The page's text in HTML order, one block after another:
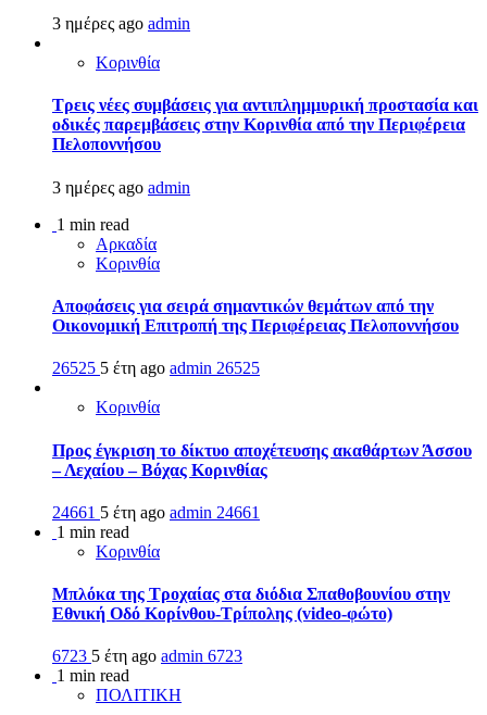
3 ημέρες ago admin
Κορινθία
Τρεις νέες συμβάσεις για αντιπλημμυρική προστασία και
οδικές παρεμβάσεις στην Κορινθία από την Περιφέρεια
Πελοποννήσου
3 ημέρες ago admin
1 min read
Αρκαδία
Κορινθία
Αποφάσεις για σειρά σημαντικών θεμάτων από την
Οικονομική Επιτροπή της Περιφέρειας Πελοποννήσου
26525 5 έτη ago admin 26525
Κορινθία
Προς έγκριση το δίκτυο αποχέτευσης ακαθάρτων Άσσου
– Λεχαίου – Βόχας Κορινθίας
24661 5 έτη ago admin 24661
1 min read
Κορινθία
Μπλόκα της Τροχαίας στα διόδια Σπαθοβουνίου στην
Εθνική Οδό Κορίνθου-Τρίπολης (video-φώτο)
6723 5 έτη ago admin 6723
1 min read
ΠΟΛΙΤΙΚΗ